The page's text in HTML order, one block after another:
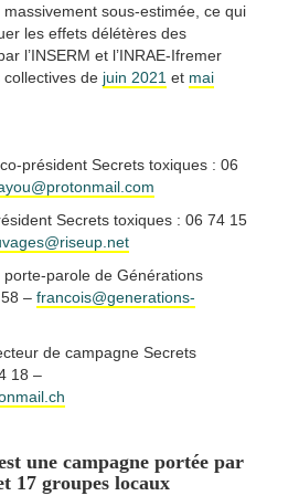
sous-estimée, ce qui
les effets délétères des
l’INSERM et l’INRAE-Ifremer
de juin 2021 et mai
co-président Secrets toxiques : 06
Secrets toxiques : 06 74 15
porte-parole de Générations
– francois@generations-
de campagne Secrets
18 –
une campagne portée par
17 groupes locaux